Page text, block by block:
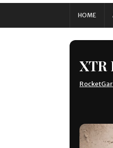
HOME
XTR